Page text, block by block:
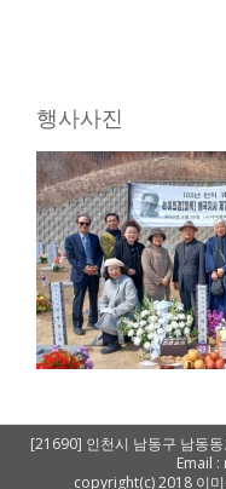
행사사진
[21690] 인천시 남동구 남동
Email
copyright(c) 2018 이